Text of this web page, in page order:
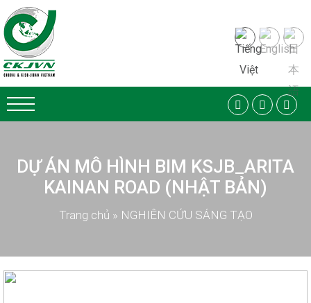
DỰ ÁN MÔ HÌNH BIM KSJB_ARITA
KAINAN ROAD (NHẬT BẢN)
Trang chủ » NGHIÊN CỨU SÁNG TẠO